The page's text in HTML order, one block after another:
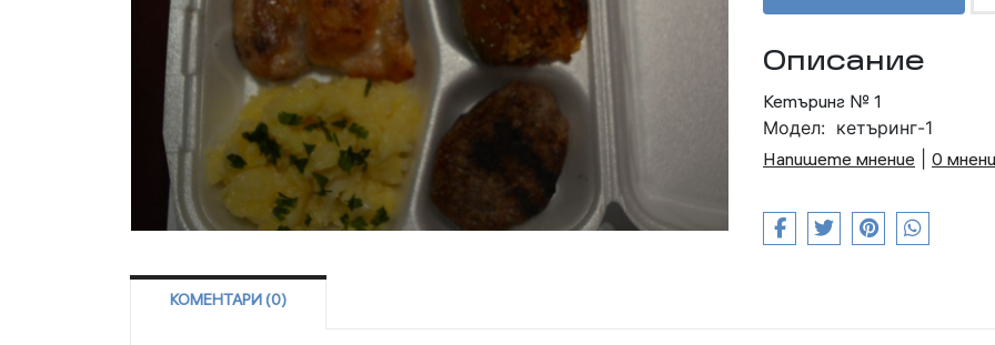
Описание
Кетъринг № 1
Модел: кетъринг-1
Напишете мнение
0
КОМЕНТАРИ (0)